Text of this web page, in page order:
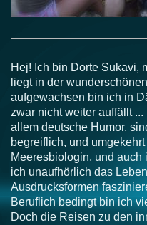
Hej! Ich bin Dorte Sukavi,
liegt in der
aufgewachsen bin ich in
zwar nicht weiter auffällt
allem deutsche Humor,
begreiflich, und
Meeresbiologin, und
ich unaufhörlich das
Ausdrucksformen
Beruflich bedingt bin ich
Doch die Reisen zu den